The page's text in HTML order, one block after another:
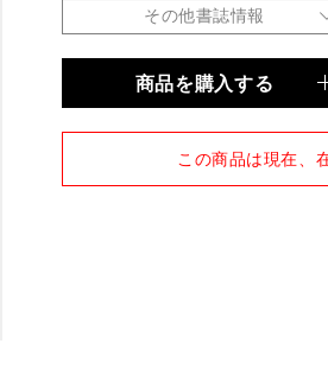
その他書誌情報
ムック
仕様 A4変型判／132ページ／
商品を購入する
この商品は現在、